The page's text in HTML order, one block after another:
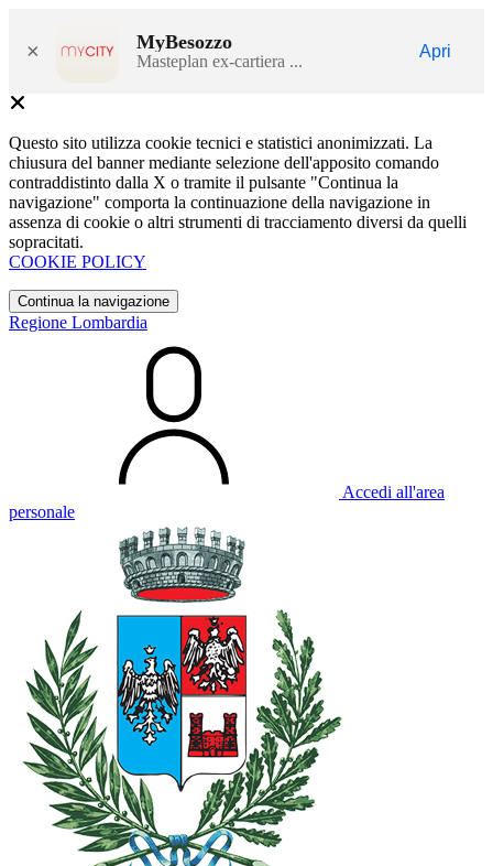
× MyBesozzo
Masteplan ex-cartiera ...
Apri
Questo sito utilizza cookie tecnici e statistici anonimizzati. La
chiusura del banner mediante selezione dell'apposito comando
contraddistinto dalla X o tramite il pulsante "Continua la
navigazione" comporta la continuazione della navigazione in
assenza di cookie o altri strumenti di tracciamento diversi da quelli
sopracitati.
COOKIE POLICY
Continua la navigazione
Regione Lombardia
Accedi all'area
personale